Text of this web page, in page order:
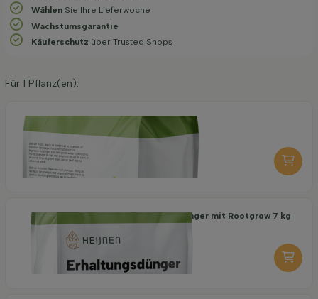
Wählen Sie Ihre Lieferwoche
Wachstums­garantie
Käuferschutz über Trusted Shops
Für 1 Pflanz(en):
Organische Pflanzerde 40 l
6,95
-
Organischer Erhaltungsdünger mit Rootgrow 7 kg